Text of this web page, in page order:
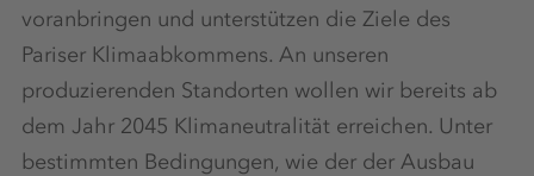
voranbringen und unterstützen die Ziele des
Pariser Klimaabkommens. An unseren
produzierenden Standorten wollen wir bereits ab
dem Jahr 2045 Klimaneutralität erreichen. Unter
bestimmten Bedingungen, wie der der Ausbau